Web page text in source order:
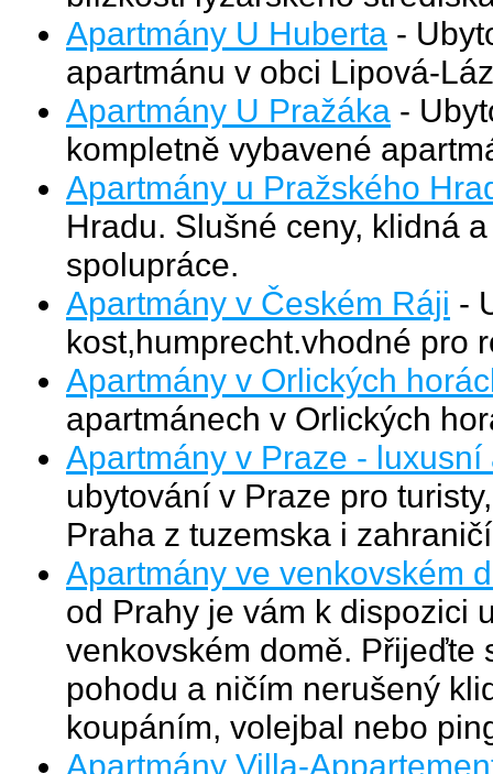
Apartmány U Huberta -
apartmánu v obci Lipová-
Apartmány U Pražáka -
kompletně vybavené
Apartmány u Pražského
Hradu. Slušné ceny, klidná
spolupráce.
Apartmány v Českém Ráji -
kost,humprecht.vhodné pro
Apartmány v Orlických
apartmánech v Orlických
Apartmány v Praze -
ubytování v Praze pro
Praha z tuzemska i
Apartmány ve venkovském
od Prahy je vám k dispozici
venkovském domě. Přijeďte
pohodu a ničím nerušený
koupáním, volejbal nebo
Apartmány Villa-